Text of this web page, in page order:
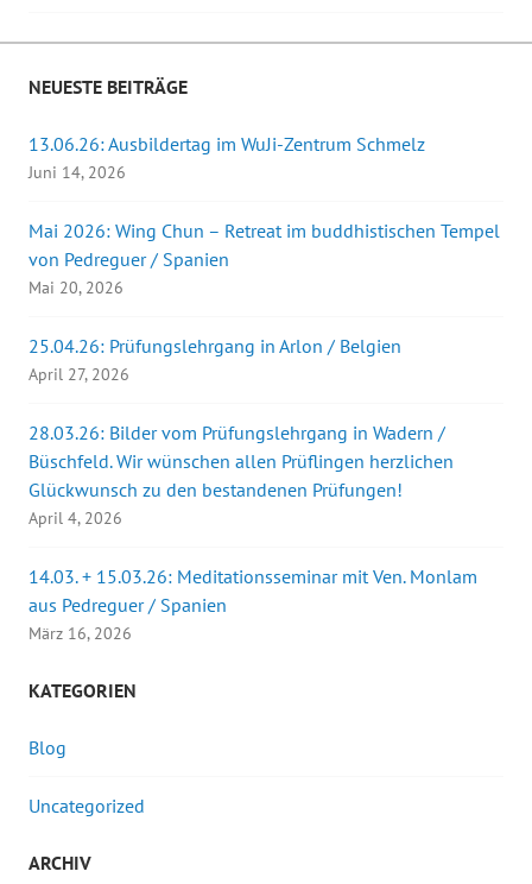
NEUESTE BEITRÄGE
13.06.26: Ausbildertag im WuJi-Zentrum Schmelz
Juni 14, 2026
Mai 2026: Wing Chun – Retreat im buddhistischen Tempel
von Pedreguer / Spanien
Mai 20, 2026
25.04.26: Prüfungslehrgang in Arlon / Belgien
April 27, 2026
28.03.26: Bilder vom Prüfungslehrgang in Wadern /
Büschfeld. Wir wünschen allen Prüflingen herzlichen
Glückwunsch zu den bestandenen Prüfungen!
April 4, 2026
14.03. + 15.03.26: Meditationsseminar mit Ven. Monlam
aus Pedreguer / Spanien
März 16, 2026
KATEGORIEN
Blog
Uncategorized
ARCHIV